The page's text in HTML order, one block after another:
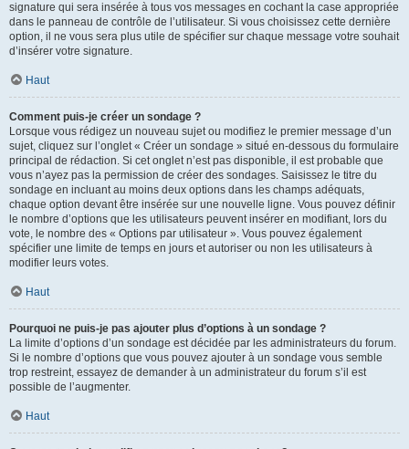
signature qui sera insérée à tous vos messages en cochant la case appropriée
dans le panneau de contrôle de l’utilisateur. Si vous choisissez cette dernière
option, il ne vous sera plus utile de spécifier sur chaque message votre souhait
d’insérer votre signature.
Haut
Comment puis-je créer un sondage ?
Lorsque vous rédigez un nouveau sujet ou modifiez le premier message d’un
sujet, cliquez sur l’onglet « Créer un sondage » situé en-dessous du formulaire
principal de rédaction. Si cet onglet n’est pas disponible, il est probable que
vous n’ayez pas la permission de créer des sondages. Saisissez le titre du
sondage en incluant au moins deux options dans les champs adéquats,
chaque option devant être insérée sur une nouvelle ligne. Vous pouvez définir
le nombre d’options que les utilisateurs peuvent insérer en modifiant, lors du
vote, le nombre des « Options par utilisateur ». Vous pouvez également
spécifier une limite de temps en jours et autoriser ou non les utilisateurs à
modifier leurs votes.
Haut
Pourquoi ne puis-je pas ajouter plus d’options à un sondage ?
La limite d’options d’un sondage est décidée par les administrateurs du forum.
Si le nombre d’options que vous pouvez ajouter à un sondage vous semble
trop restreint, essayez de demander à un administrateur du forum s’il est
possible de l’augmenter.
Haut